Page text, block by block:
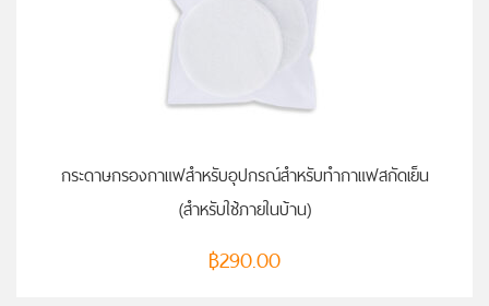
กระดาษกรองกาแฟสำหรับอุปกรณ์สำหรับทำกาแฟสกัดเย็น
(สำหรับใช้ภายในบ้าน)
฿290.00